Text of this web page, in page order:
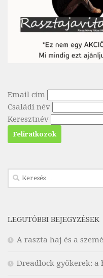
Email cím
Családi név
Keresztnév
Keresés:
LEGUTÓBBI BEJEGYZÉSEK
A raszta haj és a
Dreadlock gyökerek: a